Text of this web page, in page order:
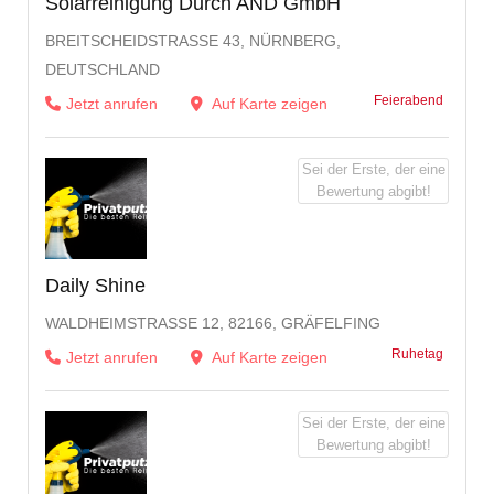
BREITSCHEIDSTRASSE 43, NÜRNBERG, D
EUTSCHLAND
Jetzt anrufen
Auf Karte zeigen Feierabend
Daily Shine
WALDHEIMSTRASSE 12, 82166, GRÄFELFING
Jetzt anrufen
Auf Karte zeigen Ruhetag
Sei der Erste, der eine
Bewertung abgibt!
Sei der Erste, der eine
Bewertung abgibt!